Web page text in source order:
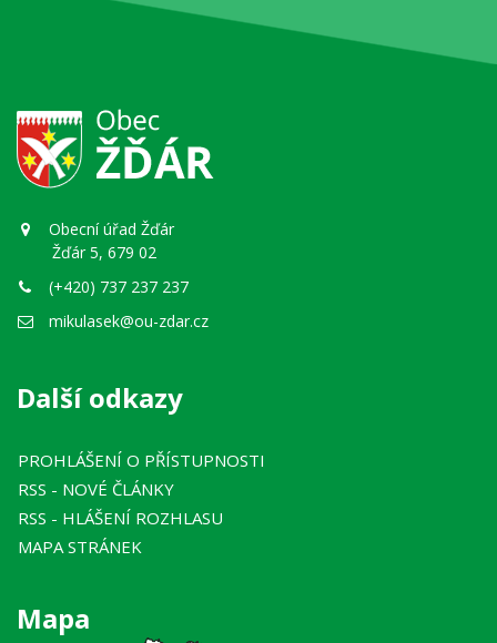
Obecní úřad Žďár
Žďár 5, 679 02
(+420) 737 237 237
mikulasek@ou-zdar.cz
Další odkazy
PROHLÁŠENÍ O PŘÍSTUPNOSTI
RSS - NOVÉ ČLÁNKY
RSS - HLÁŠENÍ ROZHLASU
MAPA STRÁNEK
Mapa